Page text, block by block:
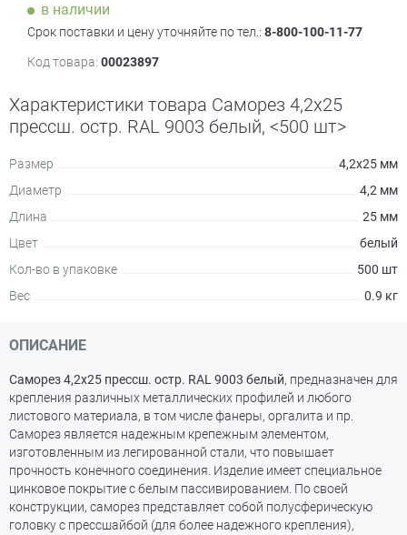
в наличии
Срок поставки и цену уточняйте по тел.: 8-800-100-11-77
Код товара: 00023897
Характеристики товара Саморез 4,2х25
прессш. остр. RAL 9003 белый, <500 шт>
Размер
4,2х25 мм
Диаметр
4,2 мм
Длина
25 мм
Цвет
белый
Кол-во в упаковке
500 шт
Вес
0.9 кг
ОПИСАНИЕ
Саморез 4,2х25 прессш. остр. RAL 9003 белый, предназначен для
крепления различных металлических профилей и любого
листового материала, в том числе фанеры, оргалита и пр.
Саморез является надежным крепежным элементом,
изготовленным из легированной стали, что повышает
прочность конечного соединения. Изделие имеет специальное
цинковое покрытие с белым пассивированием. По своей
конструкции, саморез представляет собой полусферическую
головку с прессшайбой (для более надежного крепления),